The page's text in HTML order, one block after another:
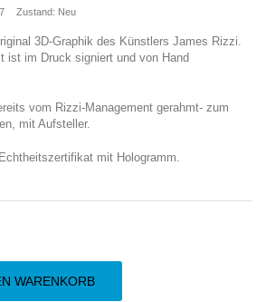
Zustand: Neu
3D-Graphik des Künstlers James Rizzi.
ist im Druck signiert und von Hand
vom Rizzi-Management gerahmt- zum
mit Aufsteller.
mit Hologramm.
WARENKORB